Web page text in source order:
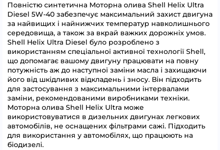
Повністю синтетична Моторна олива Shell Helix Ultra
Diesel 5W-40 забезпечує максимальний захист двигуна
за найвищих і найнижчих температур навколишнього
середовища, а також за вкрай важких дорожніх умов.
Shell Helix Ultra Diesel було розроблено з
використанням спеціальної активної технології Shell,
що допомагає вашому двигуну працювати на повну
потужність аж до наступної заміни масла і захищаючи
його від шкідливих відкладень і зносу. Він підходить
для застосування з максимальними інтервалами
заміни, рекомендованими виробниками техніки.
Моторна олива Shell Helix Ultra може
використовуватися в дизельних двигунах легкових
автомобілів, не оснащених фільтрами сажі. Підходить
для використання у автомобілях, що працюють на
біодизелі.